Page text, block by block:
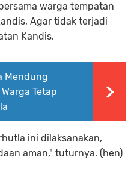
warga tempatan
Agar tidak terjadi
Kandis.
Mendung
Tetap
ini dilaksanakan,
aman," tuturnya. (hen)